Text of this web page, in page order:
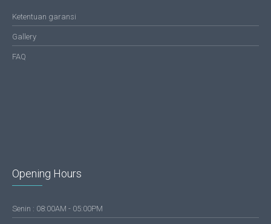
Ketentuan garansi
Gallery
FAQ
Opening Hours
Senin : 08:00AM - 05:00PM